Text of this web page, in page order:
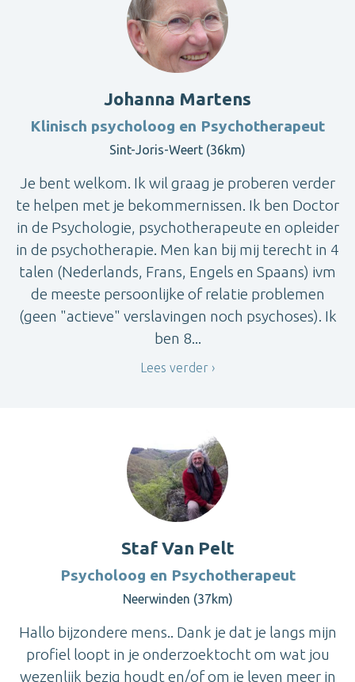
Johanna Martens
Klinisch psycholoog en Psychotherapeut
Sint-Joris-Weert (36km)
Je bent welkom. Ik wil graag je proberen verder
te helpen met je bekommernissen. Ik ben Doctor
in de Psychologie, psychotherapeute en opleider
in de psychotherapie. Men kan bij mij terecht in 4
talen (Nederlands, Frans, Engels en Spaans) ivm
de meeste persoonlijke of relatie problemen
(geen "actieve" verslavingen noch psychoses). Ik
ben 8...
Lees verder
Staf Van Pelt
Psycholoog en Psychotherapeut
Neerwinden (37km)
Hallo bijzondere mens.. Dank je dat je langs mijn
profiel loopt in je onderzoektocht om wat jou
wezenlijk bezig houdt en/of om je leven meer in